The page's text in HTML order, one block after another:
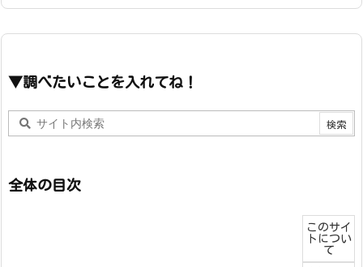
▼調べたいことを入れてね！
全体の目次
このサイ
トについ
て